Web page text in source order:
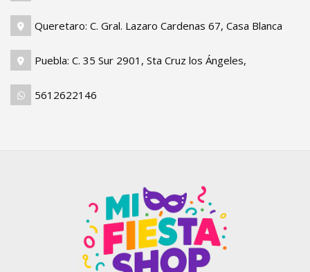
Queretaro: C. Gral. Lazaro Cardenas 67, Casa Blanca
Puebla: C. 35 Sur 2901, Sta Cruz los Ángeles,
5612622146